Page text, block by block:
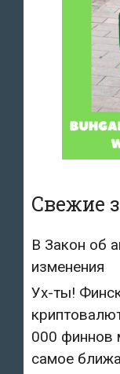
Свежие
В Закон об
изменения
Ух-ты!
000 финнов
самое